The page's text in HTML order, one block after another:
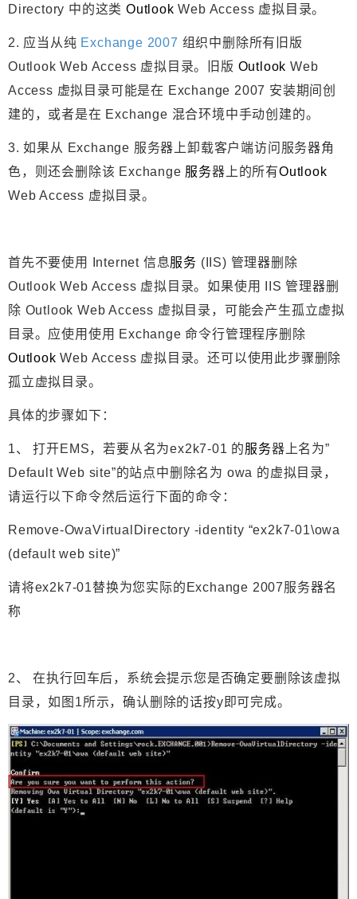
Directory 中的这类 Outlook Web Access 虚拟目录。
2. 应当从纯 Exchange 2007 组织中删除所有旧版
Outlook Web Access 虚拟目录。旧版 Outlook Web
Access 虚拟目录可能是在 Exchange 2007 安装期间创
建的，或者是在 Exchange 混合环境中手动创建的。
3. 如果从 Exchange 服务器上卸载客户端访问服务器角
色，则还会删除该 Exchange 服务器上的所有Outlook
Web Access 虚拟目录。
首先不要使用 Internet 信息服务 (IIS) 管理器删除
Outlook Web Access 虚拟目录。如果使用 IIS 管理器删
除 Outlook Web Access 虚拟目录，可能会产生孤立虚拟
目录。应使用使用 Exchange 命令行管理程序删除
Outlook Web Access 虚拟目录。还可以使用此步骤删除
孤立虚拟目录。
具体的步骤如下：
1、 打开EMS，若要从名为ex2k7-01 的服务器上名为”
Default Web site”的站点中删除名为 owa 的虚拟目录，
请运行以下命令然后运行下面的命令：
Remove-OwaVirtualDirectory -identity “ex2k7-01\owa
(default web site)”
请将ex2k7-01替换为您实际的 Exchange 2007服务器名
称
2、 在执行回车后，系统会提示您是否确定要删除该虚拟
目录，如图1所示，确认删除的话按y即可完成。